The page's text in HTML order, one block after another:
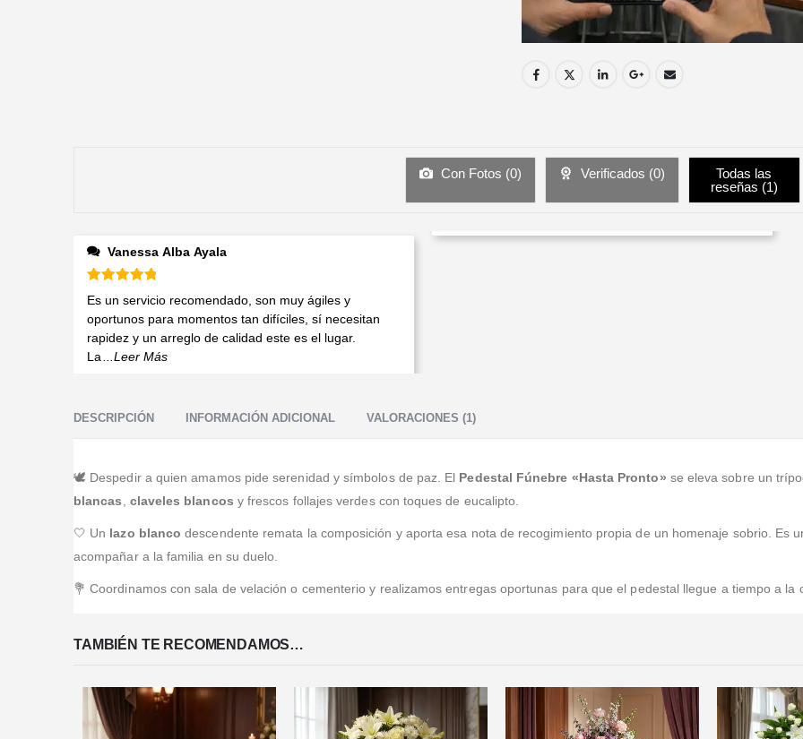
Con Fotos (0) Verificados (0)
Todas las
reseñas (1)
Vanessa Alba Ayala
Valorado en
Es un servicio recomendado, son muy ágiles y
oportunos para momentos tan difíciles, sí necesitan
rapidez y un arreglo de calidad este es el lugar.
La...Leer Más
DESCRIPCIÓN INFORMACIÓN ADICIONAL VALORACIONES (1)
🕊️ Despedir a quien amamos pide serenidad y símbolos de paz. El Pedestal Fúnebre «Hasta Pronto» se eleva sobre un
blancas, claveles blancos y frescos follajes verdes con toques de eucalipto.
🤍 Un lazo blanco descendente remata la composición y aporta esa nota de recogimiento propia de un homenaje sobrio. Es
acompañar a la familia en su duelo.
💐 Coordinamos con sala de velación o cementerio y realizamos entregas oportunas para que el pedestal llegue a tiempo a la
TAMBIÉN TE RECOMENDAMOS…